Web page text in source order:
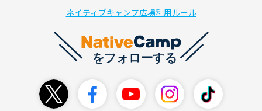
ネイティブキャンプ広場利用ルール